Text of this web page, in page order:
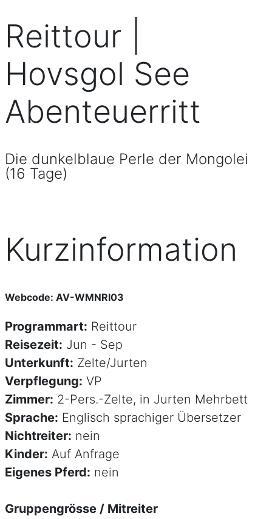
Reittour |
Hovsgol See
Abenteuerritt
Die dunkelblaue Perle der Mongolei
(16 Tage)
Kurzinformation
Webcode: AV-WMNRI03
Programmart: Reittour
Reisezeit: Jun - Sep
Unterkunft: Zelte/Jurten
Verpflegung: VP
Zimmer: 2-Pers.-Zelte, in Jurten Mehrbett
Sprache: Englisch sprachiger Übersetzer
Nichtreiter: nein
Kinder: Auf Anfrage
Eigenes Pferd: nein
Gruppengrösse / Mitreiter